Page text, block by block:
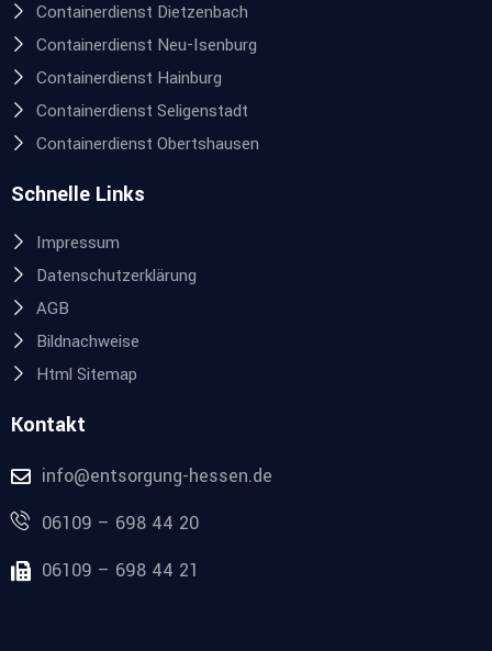
Containerdienst Dietzenbach
Containerdienst Neu-Isenburg
Containerdienst Hainburg
Containerdienst Seligenstadt
Containerdienst Obertshausen
Schnelle Links
Impressum
Datenschutzerklärung
AGB
Bildnachweise
Html Sitemap
Kontakt
info@entsorgung-hessen.de
06109 – 698 44 20
06109 – 698 44 21